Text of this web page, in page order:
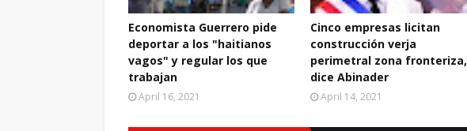
Economista Guerrero pide
deportar a los "haitianos
vagos" y regular los que
trabajan
April 16, 2021
Cinco empresas licitan
construcción verja
perimetral zona fronteriza,
dice Abinader
April 14, 2021